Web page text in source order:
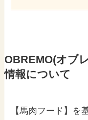
OBREMO(オブ
情報について
【馬肉フード】を